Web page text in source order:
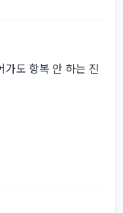
도 항복 안 하는 진